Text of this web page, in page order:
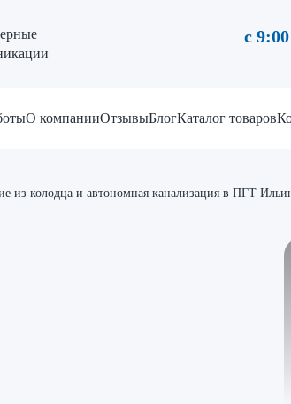
с
О компанииОтзывыБлогКаталог товаров
из колодца и автономная канализация в ПГТ